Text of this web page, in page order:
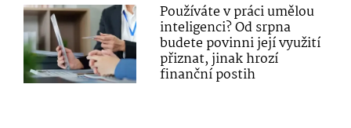
Používáte v práci umělou
inteligenci? Od srpna
budete povinni její využití
přiznat, jinak hrozí
finanční postih